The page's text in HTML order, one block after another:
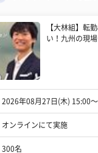
【大林組】転
い！九州の現
2026年08月27日(木) 15:00
オンラインにて実施
300名